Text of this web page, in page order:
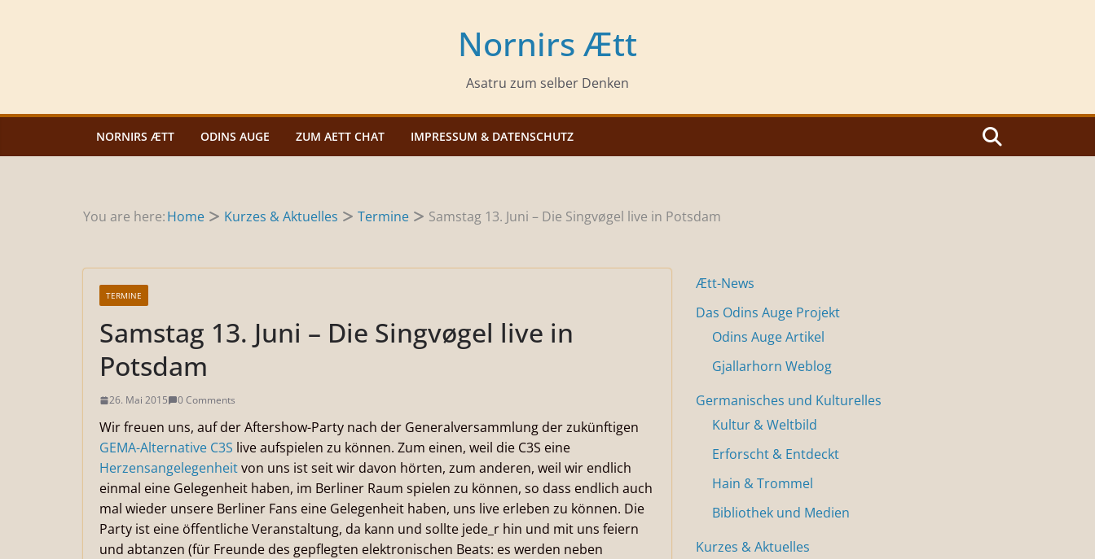
Nornirs Ætt
Asatru zum selber Denken
NORNIRS ÆTT ODINS AUGE ZUM AETT CHAT IMPRESSUM & DATENSCHUTZ
You are here:Home Kurzes & Aktuelles Termine Samstag 13. Juni – Die Singvøgel live in Potsdam
TERMINE
Samstag 13. Juni – Die Singvøgel live in
Potsdam
26. Mai 2015 0 Comments
Wir freuen uns, auf der Aftershow-Party nach der Generalversammlung der zukünftigen
GEMA-Alternative C3S live aufspielen zu können. Zum einen, weil die C3S eine
Herzensangelegenheitvon uns ist seit wir davon hörten, zum anderen, weil wir endlich
einmal eine Gelegenheit haben, im Berliner Raum spielen zu können, so dass endlich auch
mal wieder unsere Berliner Fans eine Gelegenheit haben, uns live erleben zu können. Die
Party ist eine öffentliche Veranstaltung, da kann und sollte jede_r hin und mit uns feiern
und abtanzen (für Freunde des gepflegten elektronischen Beats: es werden neben
Ætt-News
Das Odins Auge Projekt
Odins Auge Artikel
Gjallarhorn Weblog
Germanisches und Kulturelles
Kultur & Weltbild
Erforscht & Entdeckt
Hain & Trommel
Bibliothek und Medien
Kurzes & Aktuelles